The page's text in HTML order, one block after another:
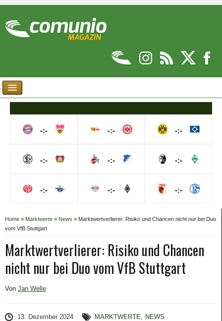
-:-
-:-
-:-
-:-
-:-
-:-
-:-
-:-
-:-
Home » Marktwerte » News » Marktwertverlierer: Risiko und Chancen nicht nur bei Duo
vom VfB Stuttgart
Marktwertverlierer: Risiko und Chancen
nicht nur bei Duo vom VfB Stuttgart
Von Jan Welle
13. Dezember 2024 MARKTWERTE, NEWS